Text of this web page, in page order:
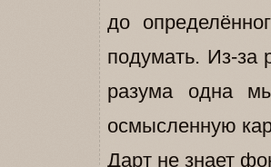
до
подумать. Из-за
разума одна
осмысленную
Дарт не знает